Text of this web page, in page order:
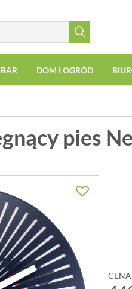
BAR DOM I OGRÓD
pies